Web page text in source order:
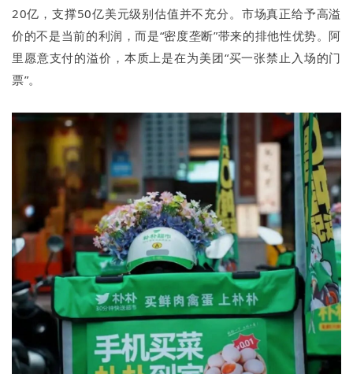
20亿，支撑50亿美元级别估值并不充分。市场真正给予高溢
价的不是当前的利润，而是“密度垄断”带来的排他性优势。阿
里愿意支付的溢价，本质上是在为美团“买一张禁止入场的门
票”。